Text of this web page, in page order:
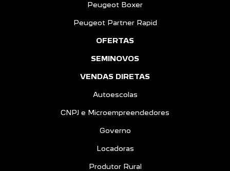
Peugeot Boxer
Peugeot Partner Rapid
OFERTAS
SEMINOVOS
VENDAS DIRETAS
Autoescolas
CNPJ e Microempreendedores
Governo
Locadoras
Produtor Rural